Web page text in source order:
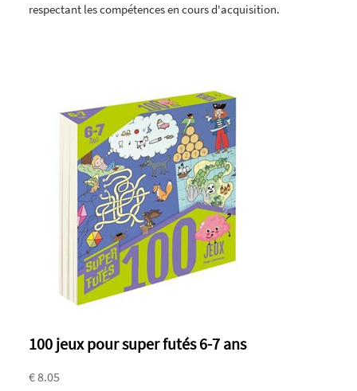
respectant les compétences en cours d'acquisition.
100 jeux pour super futés 6-7 ans
€ 8.05